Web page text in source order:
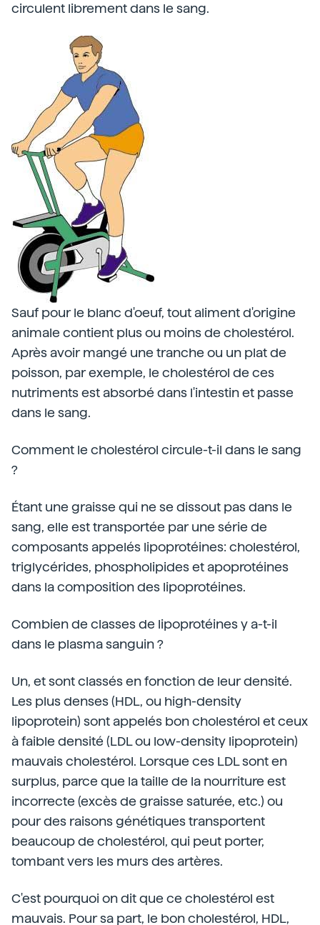
circulent librement dans le sang.
Sauf pour le blanc d'oeuf, tout aliment d'origine
animale contient plus ou moins de cholestérol.
Après avoir mangé une tranche ou un plat de
poisson, par exemple, le cholestérol de ces
nutriments est absorbé dans l'intestin et passe
dans le sang.
Comment le cholestérol circule-t-il dans le sang
?
Étant une graisse qui ne se dissout pas dans le
sang, elle est transportée par une série de
composants appelés lipoprotéines: cholestérol,
triglycérides, phospholipides et apoprotéines
dans la composition des lipoprotéines.
Combien de classes de lipoprotéines y a-t-il
dans le plasma sanguin ?
Un, et sont classés en fonction de leur densité.
Les plus denses (HDL, ou high-density
lipoprotein) sont appelés bon cholestérol et ceux
à faible densité (LDL ou low-density lipoprotein)
mauvais cholestérol. Lorsque ces LDL sont en
surplus, parce que la taille de la nourriture est
incorrecte (excès de graisse saturée, etc.) ou
pour des raisons génétiques transportent
beaucoup de cholestérol, qui peut porter,
tombant vers les murs des artères.
C'est pourquoi on dit que ce cholestérol est
mauvais. Pour sa part, le bon cholestérol, HDL,